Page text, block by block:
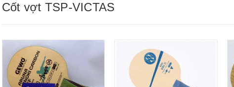
Cốt vợt TSP-VICTAS